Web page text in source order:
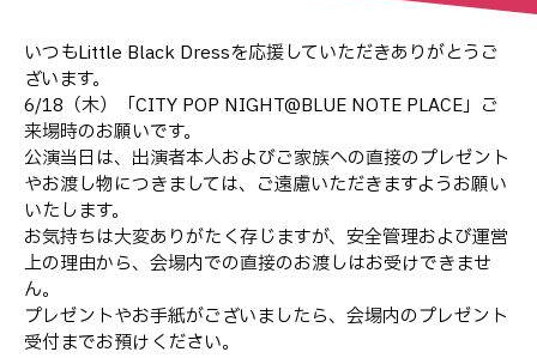
いつもLittle Black Dressを応援していただきありがとうご
ざいます。
6/18（木）「CITY POP NIGHT@BLUE NOTE PLACE」ご
来場時のお願いです。
公演当日は、出演者本人およびご家族への直接のプレゼント
やお渡し物につきましては、ご遠慮いただきますようお願い
いたします。
お気持ちは大変ありがたく存じますが、安全管理および運営
上の理由から、会場内での直接のお渡しはお受けできませ
ん。
プレゼントやお手紙がございましたら、会場内のプレゼント
受付までお預けください。